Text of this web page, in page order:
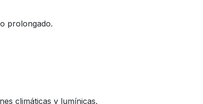
prolongado.
climáticas y lumínicas.